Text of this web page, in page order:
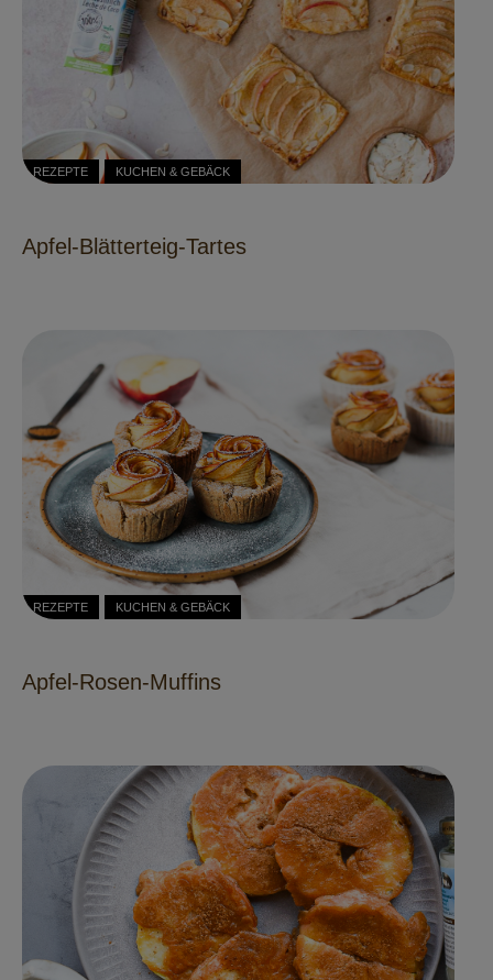
REZEPTE KUCHEN & GEBÄCK
Apfel-Blätterteig-Tartes
REZEPTE KUCHEN & GEBÄCK
Apfel-Rosen-Muffins